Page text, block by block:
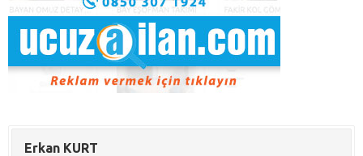
Erkan KURT